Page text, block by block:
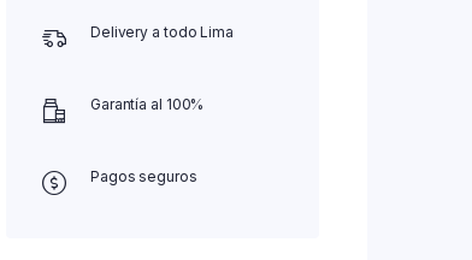
Delivery a todo Lima
Garantía al 100%
Pagos seguros